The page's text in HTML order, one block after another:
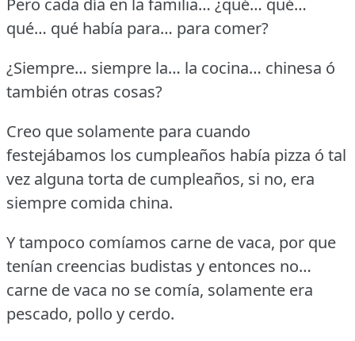
qué… qué había para… para comer?
¿Siempre… siempre la… la cocina… chinesa ó
también otras cosas?
Creo que solamente para cuando
festejábamos los cumpleaños había pizza ó tal
vez alguna torta de cumpleaños, si no, era
siempre comida china.
Y tampoco comíamos carne de vaca, por que
tenían creencias budistas y entonces no…
carne de vaca no se comía, solamente era
pescado, pollo y cerdo.